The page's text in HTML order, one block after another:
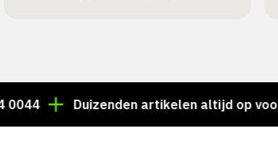
Duizenden artikelen altijd op voorraad!